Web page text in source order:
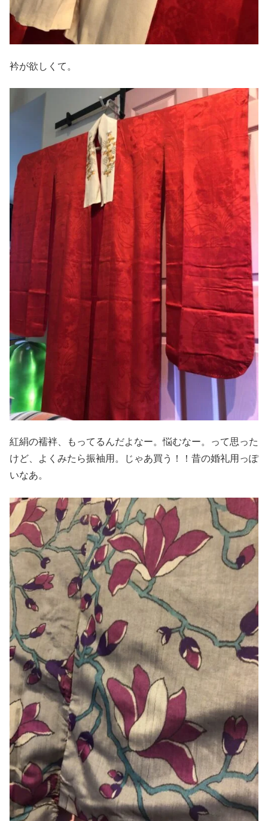
衿が欲しくて。
紅絹の襦袢、もってるんだよなー。悩むなー。って思った
けど、よくみたら振袖用。じゃあ買う！！昔の婚礼用っぽ
いなあ。